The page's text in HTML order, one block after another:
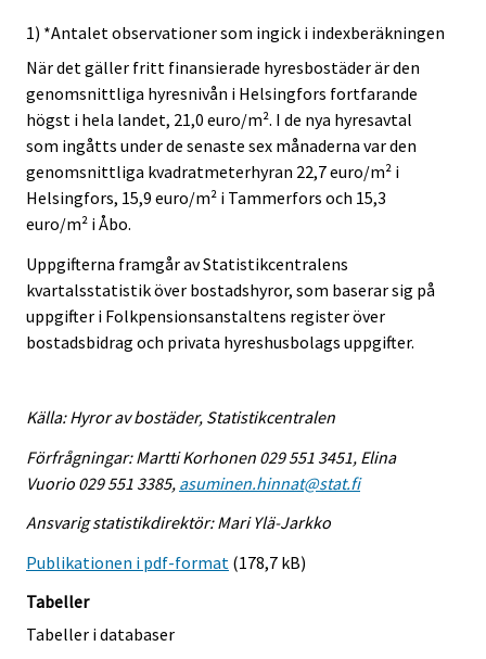
1) *Antalet observationer som ingick i indexberäkningen
När det gäller fritt finansierade hyresbostäder är den
genomsnittliga hyresnivån i Helsingfors fortfarande
högst i hela landet, 21,0 euro/m². I de nya hyresavtal
som ingåtts under de senaste sex månaderna var den
genomsnittliga kvadratmeterhyran 22,7 euro/m² i
Helsingfors, 15,9 euro/m² i Tammerfors och 15,3
euro/m² i Åbo.
Uppgifterna framgår av Statistikcentralens
kvartalsstatistik över bostadshyror, som baserar sig på
uppgifter i Folkpensionsanstaltens register över
bostadsbidrag och privata hyreshusbolags uppgifter.
Källa: Hyror av bostäder, Statistikcentralen
Förfrågningar: Martti Korhonen 029 551 3451, Elina
Vuorio 029 551 3385, asuminen.hinnat@stat.fi
Ansvarig statistikdirektör: Mari Ylä-Jarkko
Publikationen i pdf-format (178,7 kB)
Tabeller
Tabeller i databaser